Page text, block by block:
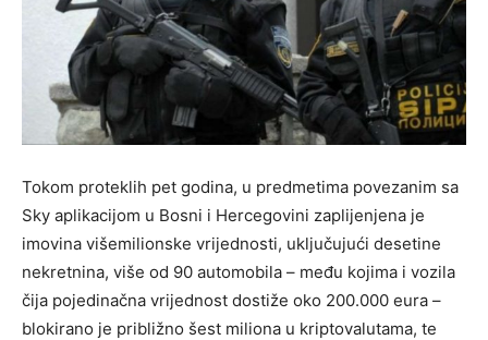
Tokom proteklih pet godina, u predmetima povezanim sa
Sky aplikacijom u Bosni i Hercegovini zaplijenjena je
imovina višemilionske vrijednosti, uključujući desetine
nekretnina, više od 90 automobila – među kojima i vozila
čija pojedinačna vrijednost dostiže oko 200.000 eura –
blokirano je približno šest miliona u kriptovalutama, te